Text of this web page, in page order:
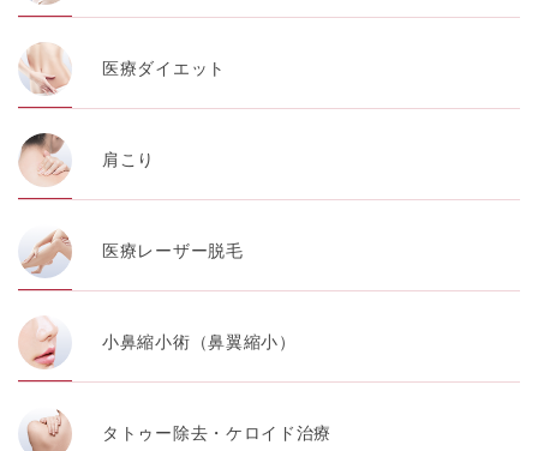
医療ダイエット
肩こり
医療レーザー脱毛
小鼻縮小術（鼻翼縮小）
タトゥー除去・ケロイド治療